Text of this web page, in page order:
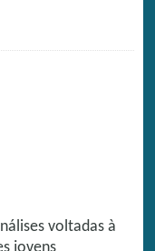
voltadas à